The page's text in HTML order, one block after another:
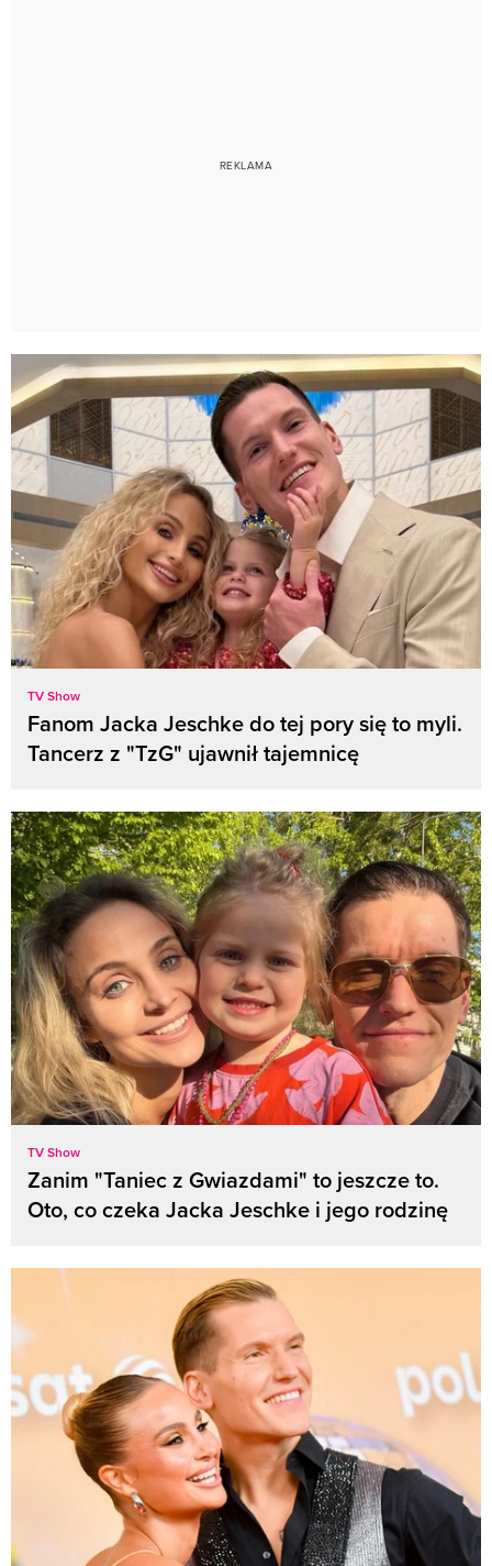
TV Show
Fanom Jacka Jeschke do tej pory się to myli.
Tancerz z "TzG" ujawnił tajemnicę
TV Show
Zanim "Taniec z Gwiazdami" to jeszcze to.
Oto, co czeka Jacka Jeschke i jego rodzinę